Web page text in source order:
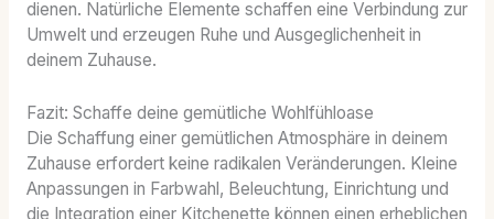
dienen. Natürliche Elemente schaffen eine Verbindung zur
Umwelt und erzeugen Ruhe und Ausgeglichenheit in
deinem Zuhause.
Fazit: Schaffe deine gemütliche Wohlfühloase
Die Schaffung einer gemütlichen Atmosphäre in deinem
Zuhause erfordert keine radikalen Veränderungen. Kleine
Anpassungen in Farbwahl, Beleuchtung, Einrichtung und
die Integration einer Kitchenette können einen erheblichen